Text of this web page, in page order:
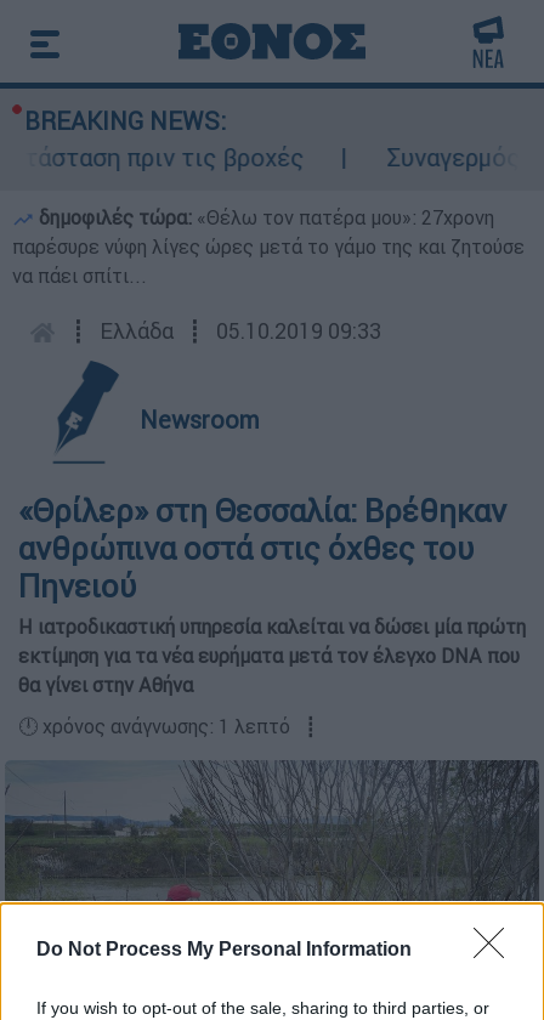
Do Not Process My Personal Information
If you wish to opt-out of the sale, sharing to third parties, or
BREAKING NEWS:
πριν τις βροχές
Συναγερμός
δημοφιλές τώρα: «Θέλω τον πατέρα μου»: 27χρονη
παρέσυρε νύφη λίγες ώρες μετά το γάμο της και ζητούσε
να πάει σπίτι...
┋ Ελλάδα ┋ 05.10.2019 09:33
Newsroom
«Θρίλερ» στη Θεσσαλία: Βρέθηκαν
ανθρώπινα οστά στις όχθες του
Πηνειού
Η ιατροδικαστική υπηρεσία καλείται να δώσει μία πρώτη
εκτίμηση για τα νέα ευρήματα μετά τον έλεγχο DNA που
θα γίνει στην Αθήνα
🕛 χρόνος ανάγνωσης: 1 λεπτό ┋